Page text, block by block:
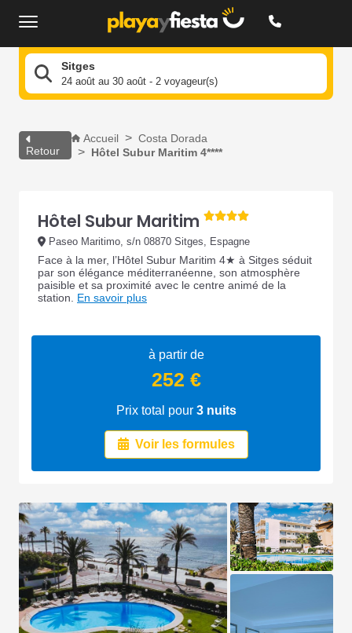
Sitges
24 août au 30 août - 2 voyageur(s)
Retour
Accueil
Costa Dorada
Hôtel Subur Maritim 4****
Hôtel Subur Maritim
Paseo Maritimo, s/n 08870 Sitges, Espagne
Face à la mer, l’Hôtel Subur Maritim 4★ à Sitges séduit
par son élégance méditerranéenne, son atmosphère
paisible et sa proximité avec le centre animé de la
station.
En savoir plus
à partir de
252 €
Prix total pour 3nuits
Voir les formules